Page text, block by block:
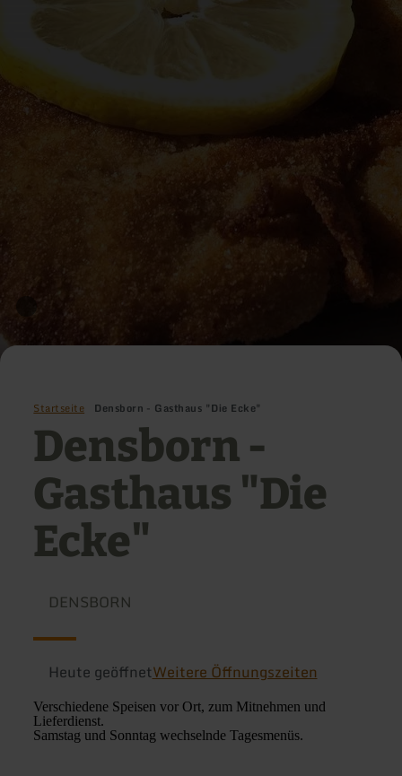
Startseite Densborn - Gasthaus "Die Ecke"
Densborn -
Gasthaus "Die
Ecke"
DENSBORN
Heute geöffnetWeitere Öffnungszeiten
Verschiedene Speisen vor Ort, zum Mitnehmen und
Lieferdienst.
Samstag und Sonntag wechselnde Tagesmenüs.